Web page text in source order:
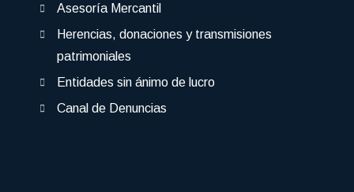
Asesoría Mercantil
Herencias, donaciones y transmisiones
patrimoniales
Entidades sin ánimo de lucro
Canal de Denuncias